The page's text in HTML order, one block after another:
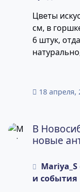
Цветы
см, в горшке.
6 штук,
18 апреля,
В
новые
Mariya_S
и события